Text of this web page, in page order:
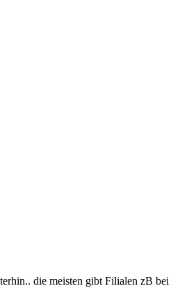
die meisten gibt Filialen zB bei